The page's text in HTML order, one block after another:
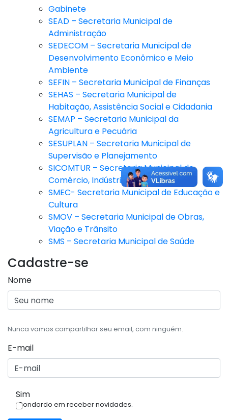
Gabinete
SEAD – Secretaria Municipal de
Administração
SEDECOM – Secretaria Municipal de
Desenvolvimento Econômico e Meio
Ambiente
SEFIN – Secretaria Municipal de Finanças
SEHAS – Secretaria Municipal de
Habitação, Assistência Social e Cidadania
SEMAP – Secretaria Municipal da
Agricultura e Pecuária
SESUPLAN – Secretaria Municipal de
Supervisão e Planejamento
SICOMTUR – Secretaria Municipal de
Comércio, Indústria e Turismo
SMEC- Secretaria Municipal de Educação e
Cultura
SMOV – Secretaria Municipal de Obras,
Viação e Trânsito
SMS – Secretaria Municipal de Saúde
Cadastre-se
Nome
Nunca vamos compartilhar seu email, com ninguém.
E-mail
Sim
Condordo em receber novidades.